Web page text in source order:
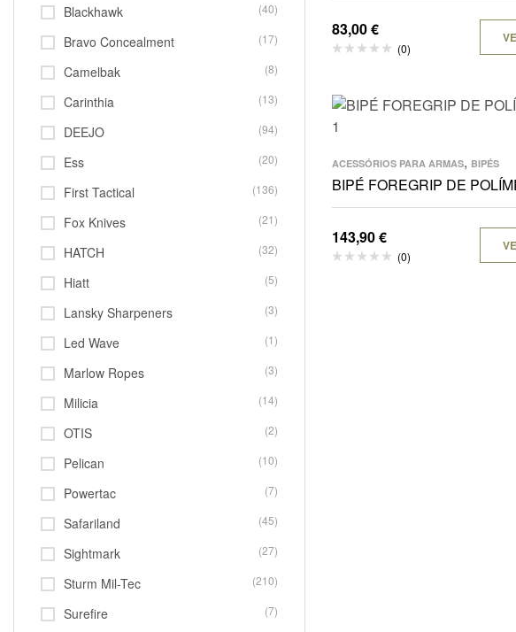
83,00€
(0)
ACESSÓRIOS PARA ARMAS, BIPÉS
BIPÉ FOREGRIP DE
143,90€
(0)
Blackhawk (40)
Bravo Concealment (17)
Camelbak (8)
Carinthia (13)
DEEJO (94)
Ess (20)
First Tactical (136)
Fox Knives (21)
HATCH (32)
Hiatt (5)
Lansky Sharpeners (3)
Led Wave (1)
Marlow Ropes (3)
Milicia (14)
OTIS (2)
Pelican (10)
Powertac (7)
Safariland (45)
Sightmark (27)
Sturm Mil-Tec (210)
Surefire (7)